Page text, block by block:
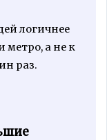
логичнее
метро, а не к
раз.